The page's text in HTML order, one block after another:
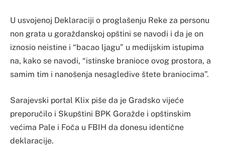
U usvojenoj Deklaraciji o proglašenju Reke za personu
non grata u goraždanskoj opštini se navodi i da je on
iznosio neistine i “bacao ljagu” u medijskim istupima
na, kako se navodi, “istinske branioce ovog prostora, a
samim tim i nanošenja nesagledive štete braniocima”.
Sarajevski portal Klix piše da je Gradsko vijeće
preporučilo i Skupštini BPK Goražde i opštinskim
većima Pale i Foča u FBIH da donesu identične
deklaracije.